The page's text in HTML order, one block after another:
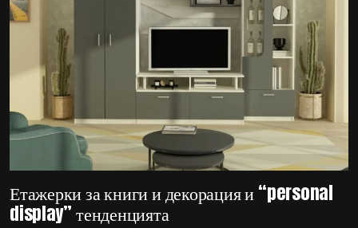
Етажерки за книги и декорация и “personal
display” тенденцията